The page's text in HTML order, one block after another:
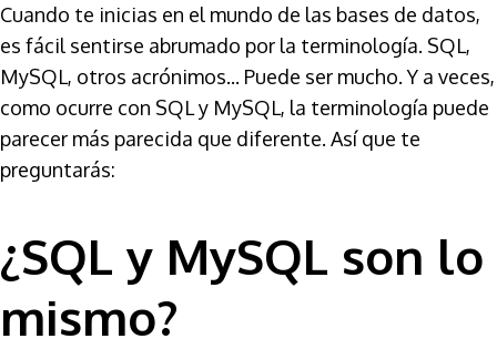
Cuando te inicias en el mundo de las bases de datos,
es fácil sentirse abrumado por la terminología. SQL,
MySQL, otros acrónimos... Puede ser mucho. Y a veces,
como ocurre con SQL y MySQL, la terminología puede
parecer más parecida que diferente. Así que te
preguntarás:
¿SQL y MySQL son lo
mismo?